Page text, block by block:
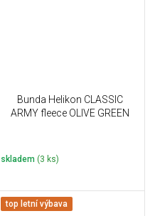
Bunda Helikon CLASSIC
ARMY fleece OLIVE GREEN
skladem (3 ks)
top letní výbava